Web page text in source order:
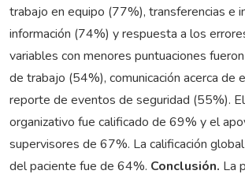
trabajo en equipo (77%), transferencias e
información (74%) y respuesta a los
variables con menores puntuaciones
de trabajo (54%), comunicación acerca de
reporte de eventos de seguridad (55%).
organizativo fue calificado de 69% y el
supervisores de 67%. La calificación
del paciente fue de 64%. Conclusión. La